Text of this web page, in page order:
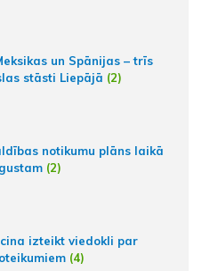
un Spānijas – trīs
stāsti Liepājā (2)
notikumu plāns laikā
(2)
izteikt viedokli par
(4)